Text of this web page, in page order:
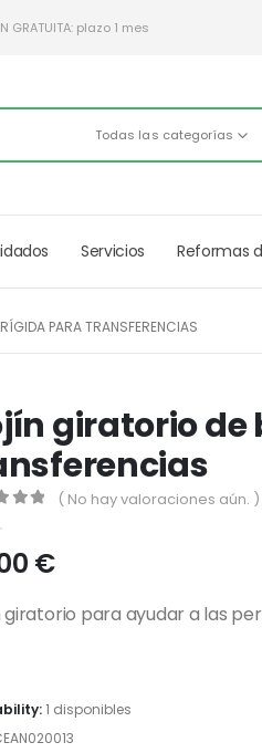
GRATUITA: plazo 1 mes
Todas las categorías
Servicios Reformas
PARA TRANSFERENCIAS
giratorio
( No hay valoraciones aún. )
€
giratorio para ayudar a las
1 disponibles